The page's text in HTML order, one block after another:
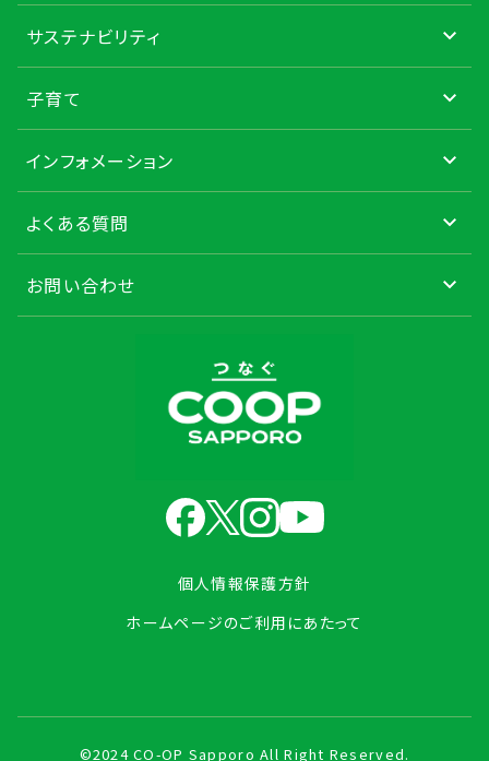
個人情報保護方針
ホームページのご利用にあたって
サステナビリティ
子育て
インフォメーション
よくある質問
お問い合わせ
©2024 CO-OP Sapporo All Right Reserved.